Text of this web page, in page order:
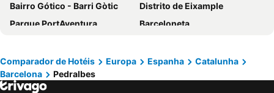
Ikonik Anglí
NH Collection Barcelona Constanza
H10 Marina Barcelona
NH Barcelona Stadium
Evenia Rossello
HCC Montblanc
Hotel Best Front Maritim
Bairro Gótico - Barri Gòtic
Distrito de Eixample
Parque PortAventura
Barceloneta
Baqueira Beret
Estádio Olímpico de Montjuïc
Camp Nou
Comparador de Hotéis Europa Espanha
Catalunha
Barcelona
Pedralbes